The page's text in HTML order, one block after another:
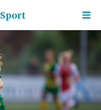
Sport